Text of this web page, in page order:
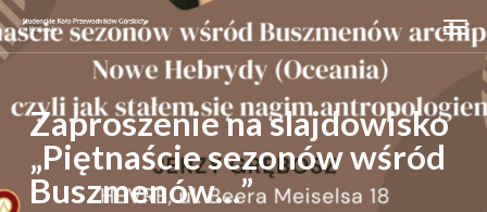
Skip
to
main
Zaproszenie na slajdowisko
„Piętnaście sezonów wśród
Buszmenów…”